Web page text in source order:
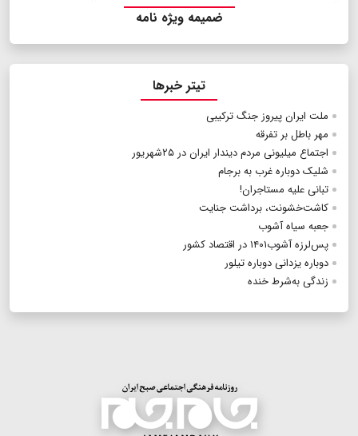
ضمیمه ویژه نامه
تیتر خبرها
ملت ایران پیروز جنگ‌ ترکیبی
مهر باطل بر تفرقه
اجتماع میلیونی مردم دیندار ایران در ۲۵شهریور
شلیک دوباره غرب به برجام
تبانی علیه مستاجران!
کاشت‌خشونت، برداشت جنایت
جعبه سیاه آشوب
پس‌لرزه آشوب۱۴۰۱ در اقتصاد کشور
دوباره یزدانی دوباره تیلور
زندگی به‌شرط خنده